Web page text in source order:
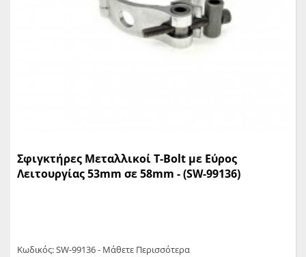
Σφιγκτήρες Μεταλλικοί T-Bolt με Εύρος
Λειτουργίας 53mm σε 58mm - (SW-99136)
Κωδικός: SW-99136 - Μάθετε Περισσότερα